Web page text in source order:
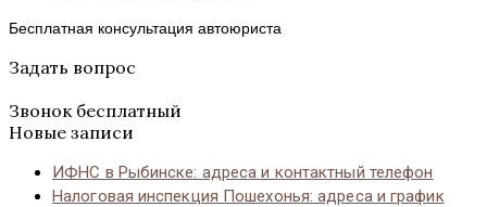
Бесплатная консультация автоюриста
Задать вопрос
Звонок бесплатный
Новые записи
ИФНС в Рыбинске: адреса и контактный телефон
Налоговая инспекция Пошехонья: адреса и график